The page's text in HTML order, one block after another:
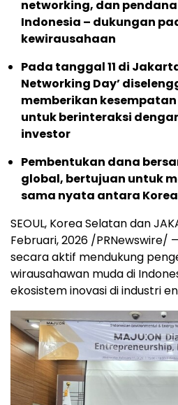
networking, dan
Indonesia – dukungan
kewirausahaan
Pada tanggal 11 di
Networking Day’
memberikan
untuk berinteraksi
investor
Pembentukan dana
global, bertujuan untuk
sama nyata antara
SEOUL, Korea Selatan dan
Februari, 2026 /PRNewswire/
secara aktif mendukung
wirausahawan muda di
ekosistem inovasi di industri